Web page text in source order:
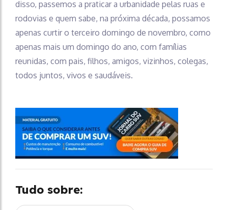
disso, passemos a praticar a urbanidade pelas ruas e
rodovias e quem sabe, na próxima década, possamos
apenas curtir o terceiro domingo de novembro, como
apenas mais um domingo do ano, com famílias
reunidas, com pais, filhos, amigos, vizinhos, colegas,
todos juntos, vivos e saudáveis.
Tudo sobre: